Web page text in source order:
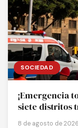
SOCIEDAD
¡Emergencia
siete distritos
8 de agosto de 2026